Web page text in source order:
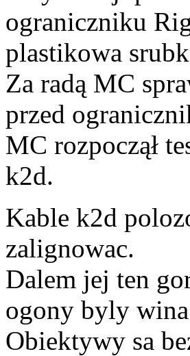
ograniczniku
plastikowa
Za radą MC
przed
MC rozpoczął
k2d.
Kable k2d
zalignowac.
Dalem jej ten
ogony byly
Obiektywy sa